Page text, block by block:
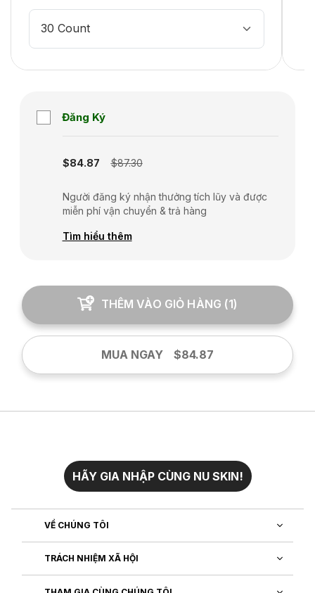
30 Count
Đăng Ký
$84.87 $87.30
Người đăng ký nhận thưởng tích lũy và được
miễn phí vận chuyển & trả hàng
Tìm hiểu thêm
THÊM VÀO GIỎ HÀNG (1)
MUA NGAY $84.87
HÃY GIA NHẬP CÙNG NU SKIN!
VỀ CHÚNG TÔI
TRÁCH NHIỆM XÃ HỘI